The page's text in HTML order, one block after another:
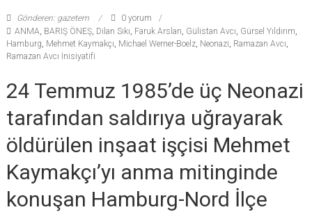
Gönderen: gazetem
0 yorum
ANMA, BARIŞ ÖNEŞ, Dilan Sıkı, Faruk Arslan, Gülistan Avcı, Gürsel Yıldırım,
Hamburg, Mehmet Kaymakçı, Michael Werner-Boelz, Neonazi, Ramazan Avcı,
Ramazan Avcı İnisiyatifi
24 Temmuz 1985’de üç Neonazi
tarafından saldırıya uğrayarak
öldürülen inşaat işçisi Mehmet
Kaymakçı’yı anma mitinginde
konuşan Hamburg-Nord İlçe